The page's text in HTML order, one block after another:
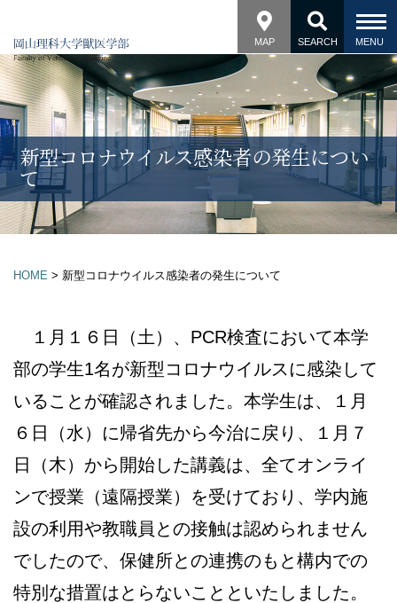
MAP SEARCH
新型コロナウイルス感染者の発生につい
て
HOME > 新型コロナウイルス感染者の発生について
１月１６日（土）、PCR検査において本学
部の学生1名が新型コロナウイルスに感染して
いることが確認されました。本学生は、１月
６日（水）に帰省先から今治に戻り、１月７
日（木）から開始した講義は、全てオンライ
ンで授業（遠隔授業）を受けており、学内施
設の利用や教職員との接触は認められません
でしたので、保健所との連携のもと構内での
特別な措置はとらないことといたしました。